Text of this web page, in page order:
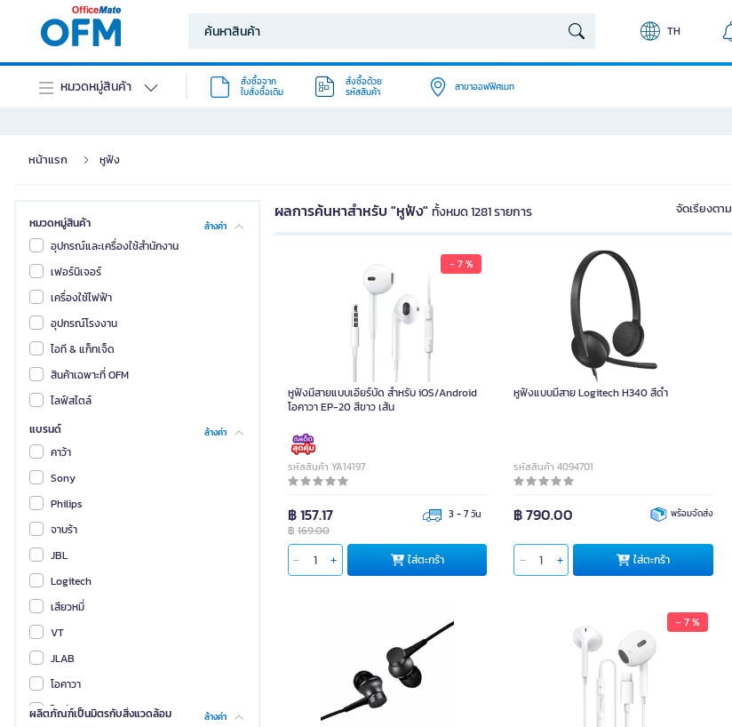
TH
หมวดหมู่สินค้า
สั่งซื้อจาก
ใบสั่งซื้อเดิม
สั่งซื้อด้วย
รหัสสินค้า
สาขาออฟฟิศเมท
หน้าแรก หูฟัง
หมวดหมู่สินค้า ล้างค่า
อุปกรณ์และเครื่องใช้สำนักงาน
เฟอร์นิเจอร์
เครื่องใช้ไฟฟ้า
อุปกรณ์โรงงาน
ไอที & แก็ทเจ็ด
สินค้าเฉพาะที่ OFM
ไลฟ์สไตล์
แบรนด์
ล้างค่า
คาว้า
Sony
Philips
จาบร้า
JBL
Logitech
เสียวหมี่
VT
JLAB
โอคาวา
โพลี
ผลิตภัณฑ์เป็นมิตรกับสิ่งแวดล้อม ล้างค่า
ผลการค้นหาสำหรับ "หูฟัง"ทั้งหมด 1281 รายการ จัดเรียงตาม
- 7 %
หูฟังมีสายแบบเอียร์บัด สำหรับ iOS/Android
โอคาวา EP-20 สีขาว เส้น
รหัสสินค้า YA14197
฿ 157.17
฿169.00
3 - 7 วัน
ใส่ตะกร้า
หูฟังแบบมีสาย Logitech H340 สีดำ
รหัสสินค้า 4094701
฿ 790.00 พร้อมจัดส่ง
ใส่ตะกร้า
- 7 %